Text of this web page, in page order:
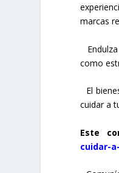
marcas
como
El
cuidar a
Este
cuidar-